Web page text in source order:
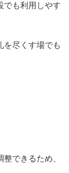
でも利用しやす
を尽くす場でも
できるため、